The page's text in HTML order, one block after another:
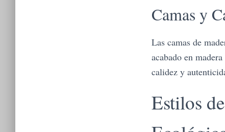
Camas y
Las camas de
acabado en
calidez y
Estilos